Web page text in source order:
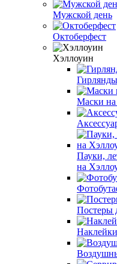
Мужской день
Октоберфест
Хэллоуин
Маски
Пауки,
на
Постеры